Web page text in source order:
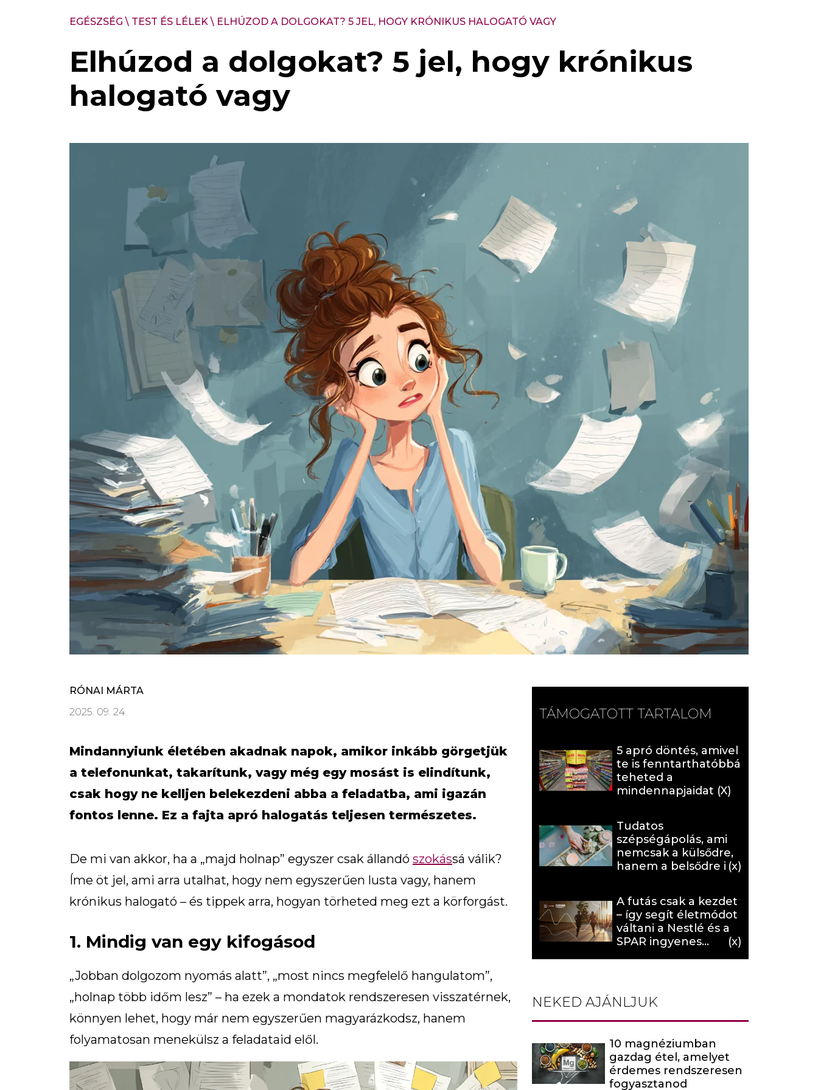
EGÉSZSÉG \ TEST ÉS LÉLEK\ ELHÚZOD A DOLGOKAT? 5 JEL, HOGY KRÓNIKUS HALOGATÓ VAGY
Elhúzod a dolgokat? 5 jel, hogy krónikus
halogató vagy
RÓNAI MÁRTA
2025. 09. 24.
Mindannyiunk életében akadnak napok, amikor inkább görgetjük
a telefonunkat, takarítunk, vagy még egy mosást is elindítunk,
csak hogy ne kelljen belekezdeni abba a feladatba, ami igazán
fontos lenne. Ez a fajta apró halogatás teljesen természetes.
De mi van akkor, ha a „majd holnap” egyszer csak állandó szokássá válik?
Íme öt jel, ami arra utalhat, hogy nem egyszerűen lusta vagy, hanem
krónikus halogató – és tippek arra, hogyan törheted meg ezt a körforgást.
1. Mindig van egy kifogásod
„Jobban dolgozom nyomás alatt”, „most nincs megfelelő hangulatom”,
„holnap több időm lesz” – ha ezek a mondatok rendszeresen visszatérnek,
könnyen lehet, hogy már nem egyszerűen magyarázkodsz, hanem
folyamatosan menekülsz a feladataid elől.
TÁMOGATOTT TARTALOM
5 apró döntés, amivel
te is fenntarthatóbbá
teheted a
mindennapjaidat (X)
Tudatos
szépségápolás, ami
nemcsak a külsődre,
hanem a belsődre is
A futás csak a kezdet
– így segít életmódot
váltani a Nestlé és a
SPAR ingyenes
NEKED AJÁNLJUK
10 magnéziumban
gazdag étel, amelyet
érdemes rendszeresen
fogyasztanod